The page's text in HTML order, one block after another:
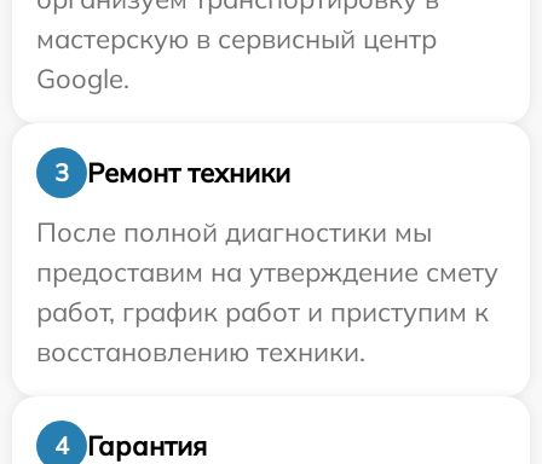
мастерскую в сервисный центр
Google.
3
Ремонт техники
После полной диагностики мы
предоставим на утверждение смету
работ, график работ и приступим к
восстановлению техники.
4
Гарантия